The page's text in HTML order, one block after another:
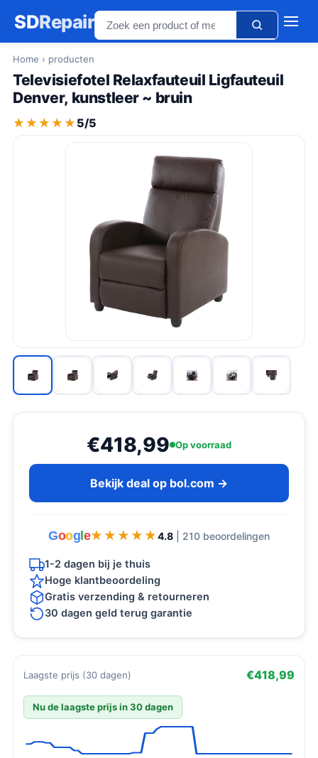
SDRepair
Home › producten
Televisiefotel Relaxfauteuil Ligfauteuil
Denver, kunstleer ~ bruin
★★★★★
★★★★★ 5/5
€418,99 Op voorraad
Bekijk deal op bol.com →
Goog e★★★★★
★★★★★ 4.8 | 210 beoordelingen
1-2 dagen bij je thuis
Hoge klantbeoordeling
Gratis verzending & retourneren
30 dagen geld terug garantie
Laagste prijs (30 dagen) €418,99
Nu de laagste prijs in 30 dagen